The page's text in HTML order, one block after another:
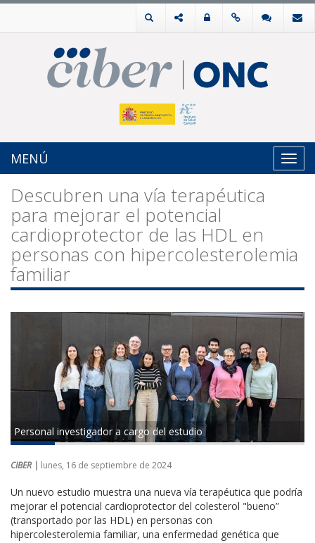
MENÚ
Descubren una vía terapéutica
para mejorar el potencial
cardioprotector de las HDL en
personas con hipercolesterolemia
familiar
Personal investigador a cargo del estudio
CIBER | lunes, 16 de septiembre de 2024
Un nuevo estudio muestra una nueva vía terapéutica que podría
mejorar el potencial cardioprotector del colesterol "bueno”
(transportado por las HDL) en personas con
hipercolesterolemia familiar, una enfermedad genética que